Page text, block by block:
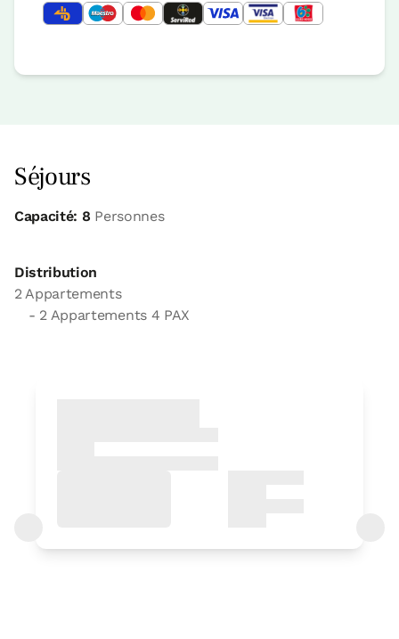
Séjours
Capacité: 8 Personnes
Distribution
2 Appartements
- 2 Appartements 4 PAX